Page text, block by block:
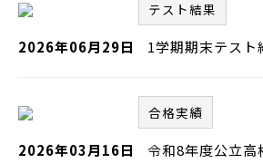
テスト結果
2026年06月29日 1学期期末テスト
合格実績
2026年03月16日 令和8年度公立高